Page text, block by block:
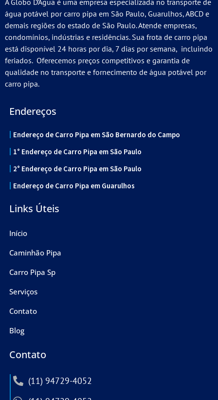
A Globo D’Água é uma empresa especializada no transporte de
água potável por carro pipa em São Paulo, Guarulhos, ABCD e
demais regiões do estado de São Paulo. Atende empresas,
condomínios, indústrias e residências. Sua frota de carro pipa
está disponível 24 horas por dia, 7 dias por semana, incluindo
feriados. Oferecemos preços competitivos e garantia de
qualidade no transporte e fornecimento de água potável por
carro pipa.
Endereços
Endereço de Carro Pipa em São Bernardo do Campo
1° Endereço de Carro Pipa em São Paulo
2° Endereço de Carro Pipa em São Paulo
Endereço de Carro Pipa em Guarulhos
Links Úteis
Início
Caminhão Pipa
Carro Pipa Sp
Serviços
Contato
Blog
Contato
(11) 94729-4052